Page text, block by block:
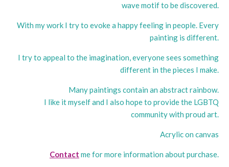
wave motif to be discovered.
With my work I try to evoke a happy feeling in people. Every
painting is different.
I try to appeal to the imagination, everyone sees something
different in the pieces I make.
Many paintings contain an abstract rainbow.
I like it myself and I also hope to provide the LGBTQ
community with proud art.
Acrylic on canvas
Contact me for more information about purchase.